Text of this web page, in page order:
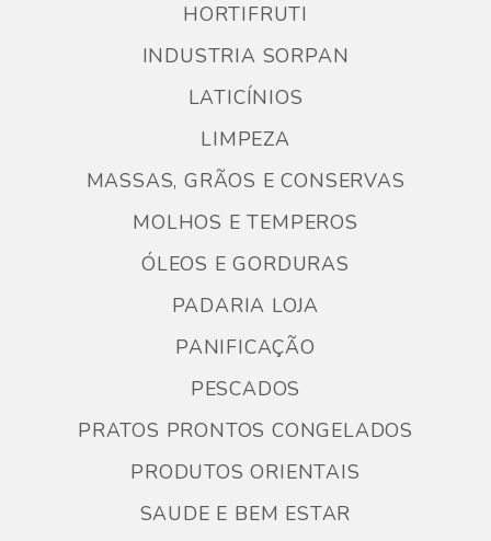
HORTIFRUTI
INDUSTRIA SORPAN
LATICÍNIOS
LIMPEZA
MASSAS, GRÃOS E CONSERVAS
MOLHOS E TEMPEROS
ÓLEOS E GORDURAS
PADARIA LOJA
PANIFICAÇÃO
PESCADOS
PRATOS PRONTOS CONGELADOS
PRODUTOS ORIENTAIS
SAUDE E BEM ESTAR